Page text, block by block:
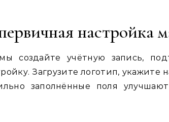
настройка
создайте учётную запись,
Загрузите логотип, укажите
заполнённые поля